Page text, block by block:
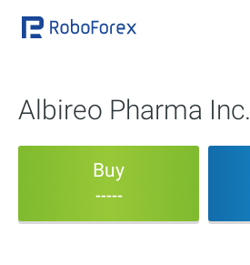
Albireo Pharma Inc.
Buy
-----